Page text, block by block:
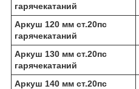
гарячекатаний
Аркуш 120 мм ст.20пс
гарячекатаний
Аркуш 130 мм ст.20пс
гарячекатаний
Аркуш 140 мм ст.20пс